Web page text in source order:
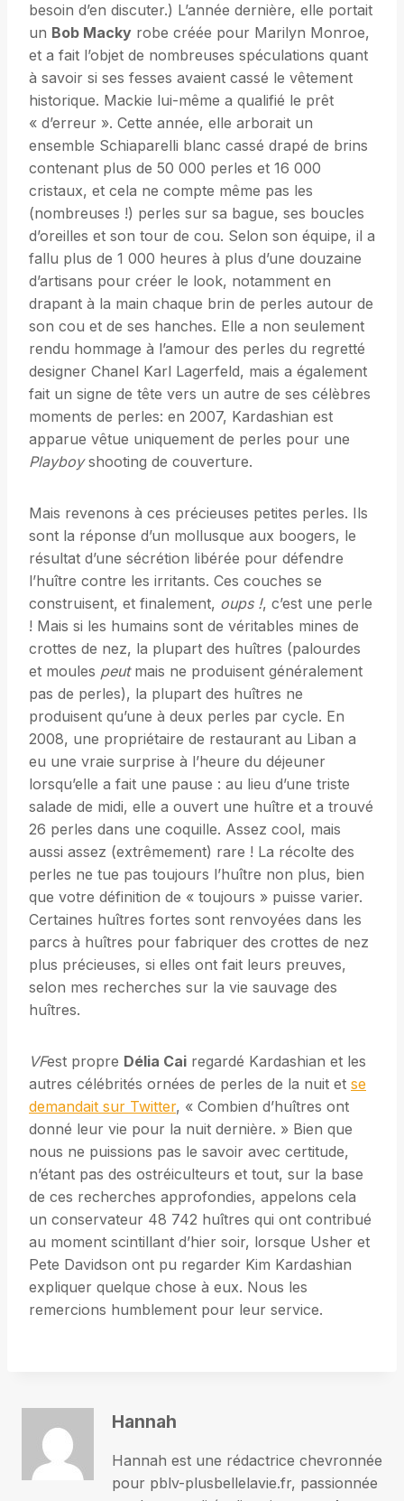
besoin d’en discuter.) L’année dernière, elle portait
un Bob Macky robe créée pour Marilyn Monroe,
et a fait l’objet de nombreuses spéculations quant
à savoir si ses fesses avaient cassé le vêtement
historique. Mackie lui-même a qualifié le prêt
« d’erreur ». Cette année, elle arborait un
ensemble Schiaparelli blanc cassé drapé de brins
contenant plus de 50 000 perles et 16 000
cristaux, et cela ne compte même pas les
(nombreuses !) perles sur sa bague, ses boucles
d’oreilles et son tour de cou. Selon son équipe, il a
fallu plus de 1 000 heures à plus d’une douzaine
d’artisans pour créer le look, notamment en
drapant à la main chaque brin de perles autour de
son cou et de ses hanches. Elle a non seulement
rendu hommage à l’amour des perles du regretté
designer Chanel Karl Lagerfeld, mais a également
fait un signe de tête vers un autre de ses célèbres
moments de perles: en 2007, Kardashian est
apparue vêtue uniquement de perles pour une
Playboyshooting de couverture.
Mais revenons à ces précieuses petites perles. Ils
sont la réponse d’un mollusque aux boogers, le
résultat d’une sécrétion libérée pour défendre
l’huître contre les irritants. Ces couches se
construisent, et finalement, oups !, c’est une perle
! Mais si les humains sont de véritables mines de
crottes de nez, la plupart des huîtres (palourdes
et moules peutmais ne produisent généralement
pas de perles), la plupart des huîtres ne
produisent qu’une à deux perles par cycle. En
2008, une propriétaire de restaurant au Liban a
eu une vraie surprise à l’heure du déjeuner
lorsqu’elle a fait une pause : au lieu d’une triste
salade de midi, elle a ouvert une huître et a trouvé
26 perles dans une coquille. Assez cool, mais
aussi assez (extrêmement) rare ! La récolte des
perles ne tue pas toujours l’huître non plus, bien
que votre définition de « toujours » puisse varier.
Certaines huîtres fortes sont renvoyées dans les
parcs à huîtres pour fabriquer des crottes de nez
plus précieuses, si elles ont fait leurs preuves,
selon mes recherches sur la vie sauvage des
huîtres.
VFest propre Délia Cai regardé Kardashian et les
autres célébrités ornées de perles de la nuit et se
demandait sur Twitter, « Combien d’huîtres ont
donné leur vie pour la nuit dernière. » Bien que
nous ne puissions pas le savoir avec certitude,
n’étant pas des ostréiculteurs et tout, sur la base
de ces recherches approfondies, appelons cela
un conservateur 48 742 huîtres qui ont contribué
au moment scintillant d’hier soir, lorsque Usher et
Pete Davidson ont pu regarder Kim Kardashian
expliquer quelque chose à eux. Nous les
remercions humblement pour leur service.
Hannah
Hannah est une rédactrice chevronnée
pour pblv-plusbellelavie.fr, passionnée